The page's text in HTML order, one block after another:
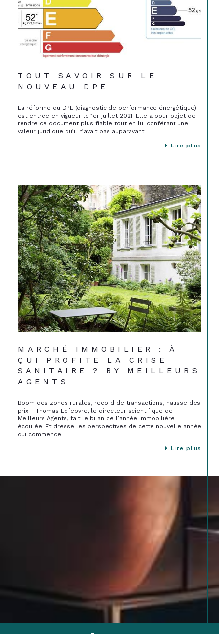
TOUT SAVOIR SUR LE
NOUVEAU DPE
La réforme du DPE (diagnostic de performance énergétique)
est entrée en vigueur le 1er juillet 2021. Elle a pour objet de
rendre ce document plus fiable tout en lui conférant une
valeur juridique qu’il n’avait pas auparavant.
Lire plus
MARCHÉ IMMOBILIER : À
QUI PROFITE LA CRISE
SANITAIRE ? BY MEILLEURS
AGENTS
Boom des zones rurales, record de transactions, hausse des
prix… Thomas Lefebvre, le directeur scientifique de
Meilleurs Agents, fait le bilan de l’année immobilière
écoulée. Et dresse les perspectives de cette nouvelle année
qui commence.
Lire plus